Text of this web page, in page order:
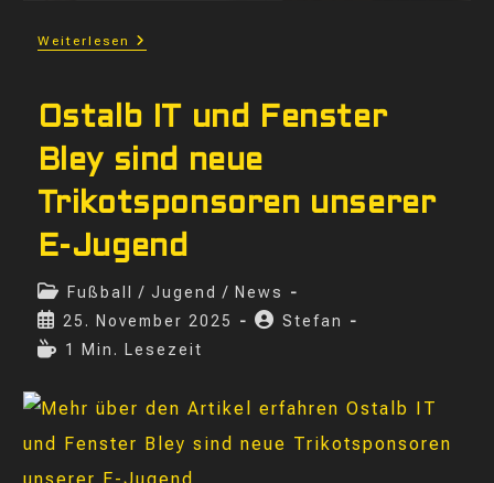
Weiterlesen
Bilder
Ostalb IT und Fenster
Bley sind neue
Trikotsponsoren unserer
E-Jugend
Beitrags-
Kategorie:
Fußball / Jugend / News
Beitrag
veröffentlicht:
25. November 2025
Beitrags-
Stefan
Lesedauer:
1 Min. Lesezeit